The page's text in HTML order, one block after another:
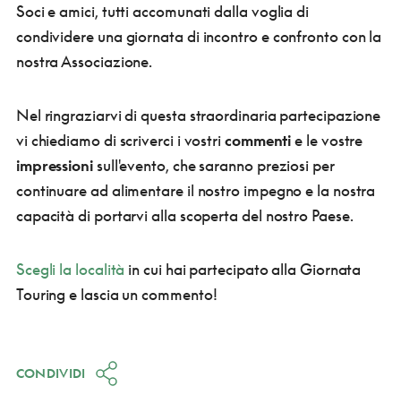
Soci e amici, tutti accomunati dalla voglia di
condividere una giornata di incontro e confronto con la
nostra Associazione.
Nel ringraziarvi di questa straordinaria partecipazione
vi chiediamo di scriverci i vostricommentie le vostre
impressionisull'evento, che saranno preziosi per
continuare ad alimentare il nostro impegno e la nostra
capacità di portarvi alla scoperta del nostro Paese.
Scegli la località in cui hai partecipato alla Giornata
Touring e lascia un commento!
CONDIVIDI